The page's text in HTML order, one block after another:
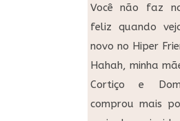
Você não faz
feliz quando
novo no Hiper
Hahah, minha
Cortiço e
comprou mais